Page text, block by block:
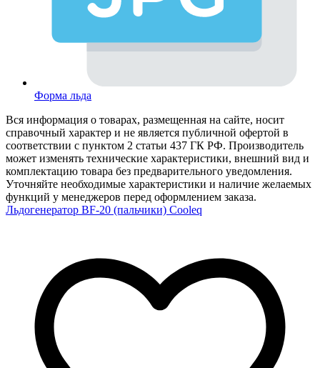
Форма льда
Вся информация о товарах, размещенная на сайте, носит
справочный характер и не является публичной офертой в
соответствии с пунктом 2 статьи 437 ГК РФ. Производитель
может изменять технические характеристики, внешний вид и
комплектацию товара без предварительного уведомления.
Уточняйте необходимые характеристики и наличие желаемых
функций у менеджеров перед оформлением заказа.
Льдогенератор BF-20 (пальчики) Cooleq